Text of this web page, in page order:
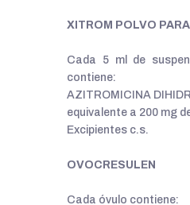
XITROM POLVO
Cada 5 ml de
contiene:
AZITROMICINA
equivalente a 200 mg
Excipientes c.s.
OVOCRESULEN
Cada óvulo contiene: